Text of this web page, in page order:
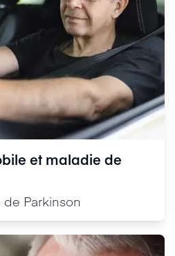
et maladie de
de Parkinson